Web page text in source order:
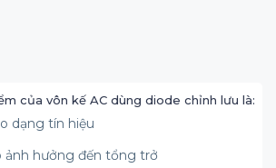
của vôn kế AC dùng diode chỉnh lưu là:
dạng tín hiệu
ảnh hưởng đến tổng trở